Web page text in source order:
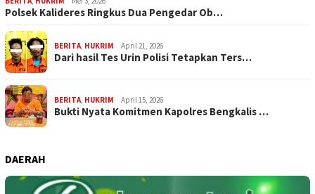
Polsek Kalideres Ringkus Dua Pengedar Ob…
BERITA, HUKRIM April 21, 2026
Dari hasil Tes Urin Polisi Tetapkan Ters…
BERITA, HUKRIM April 15, 2026
Bukti Nyata Komitmen Kapolres Bengkalis …
DAERAH